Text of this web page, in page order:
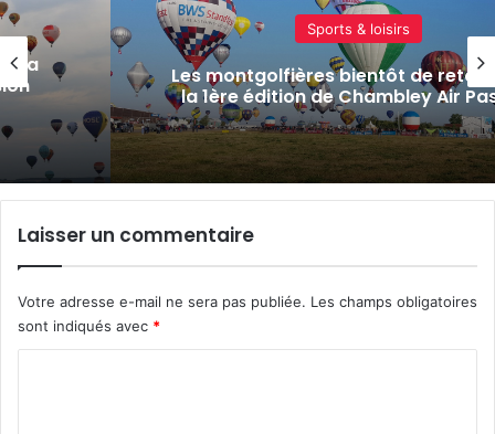
avec
Actualité locale & société
C’est déjà terminé pour le
rassemblement de
Enenvol à Chambley
Laisser un commentaire
Votre adresse e-mail ne sera pas publiée. Les champs obligatoires
sont indiqués avec *